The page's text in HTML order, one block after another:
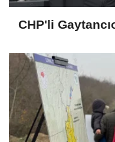
CHP'li